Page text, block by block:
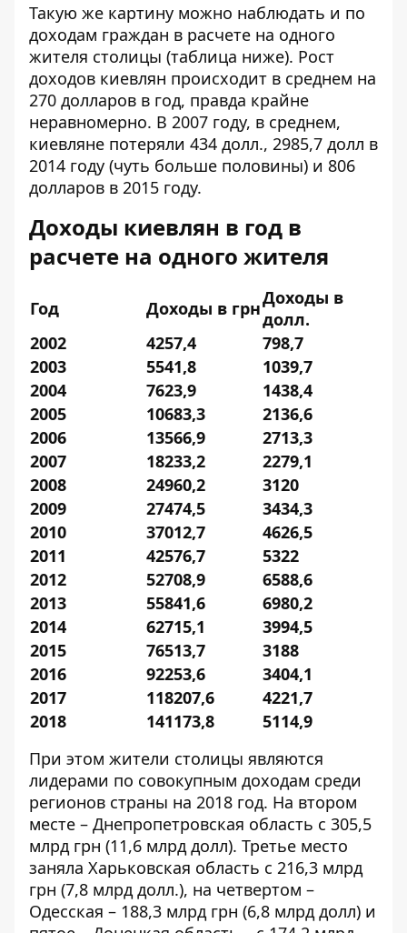
Такую же картину можно наблюдать и по
доходам граждан в расчете на одного
жителя столицы (таблица ниже). Рост
доходов киевлян происходит в среднем на
270 долларов в год, правда крайне
неравномерно. В 2007 году, в среднем,
киевляне потеряли 434 долл., 2985,7 долл в
2014 году (чуть больше половины) и 806
долларов в 2015 году.
Доходы киевлян в год в
расчете на одного жителя
Год Доходы в грнДоходы в
долл.
2002
4257,4
798,7
2003
5541,8
1039,7
2004
7623,9
1438,4
2005
10683,3
2136,6
2006
13566,9
2713,3
2007
18233,2
2279,1
2008
24960,2
3120
2009
27474,5
3434,3
2010
37012,7
4626,5
2011
42576,7
5322
2012
52708,9
6588,6
2013
55841,6
6980,2
2014
62715,1
3994,5
2015
76513,7
3188
2016
92253,6
3404,1
2017
118207,6
4221,7
2018
141173,8
5114,9
При этом жители столицы являются
лидерами по совокупным доходам среди
регионов страны на 2018 год. На втором
месте – Днепропетровская область с 305,5
млрд грн (11,6 млрд долл). Третье место
заняла Харьковская область с 216,3 млрд
грн (7,8 млрд долл.), на четвертом –
Одесская – 188,3 млрд грн (6,8 млрд долл) и